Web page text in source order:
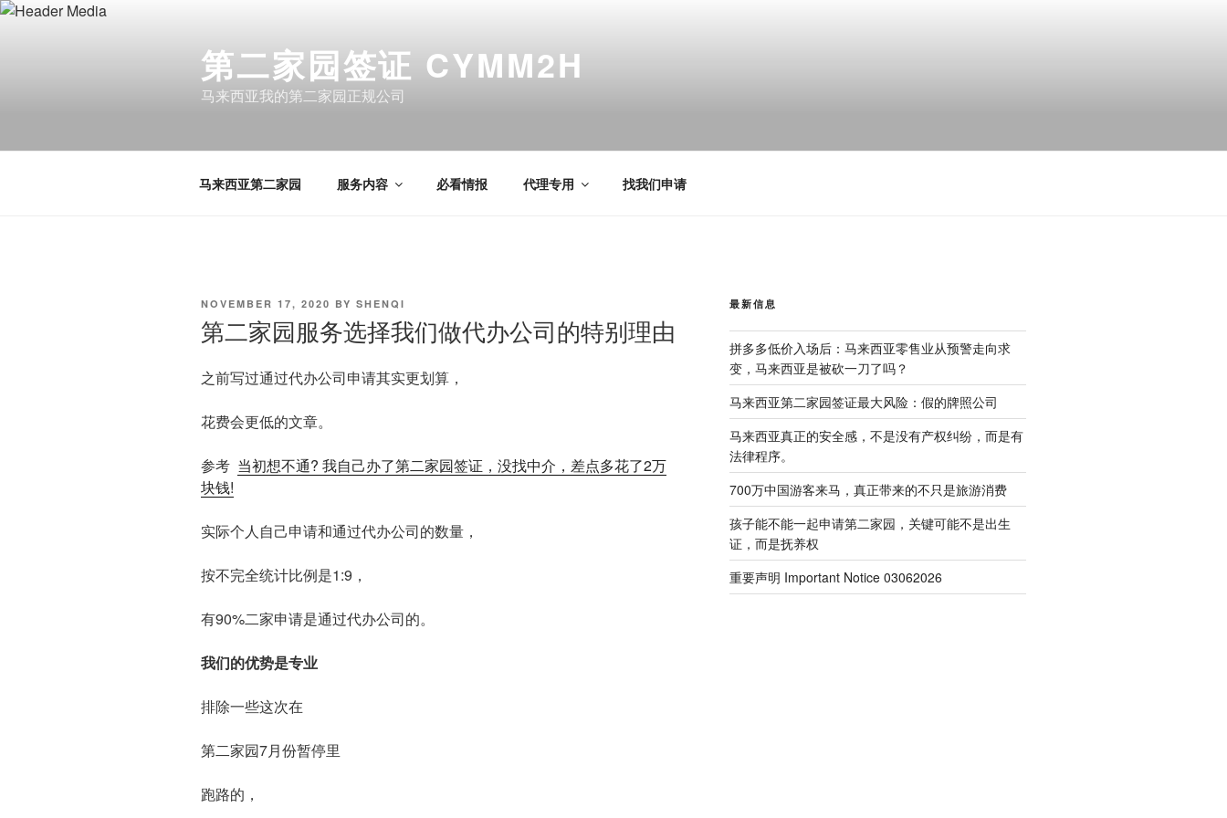
Skip
第二家园签证 CYMM2H
马来西亚我的第二家园正规公司
马来西亚第二家园 服务内容 必看情报 代理专用 找我们申请
POSTED
NOVEMBER 17, 2020 BY SHENQI
第二家园服务选择我们做代办公司的特别理由
​之前写过通过代办公司申请其实更划算，
花费会更低的文章。
参考 当初想不通? 我自己办了第二家园签证，没找中介，差点多花了2万
块钱!
实际个人自己申请和通过代办公司的数量，
按不完全统计比例是1:9，
有90%二家申请是通过代办公司的。
我们的优势是专业
排除一些这次在
第二家园7月份暂停里
跑路的，
最新信息
拼多多低价入场后：马来西亚零售业从预警走向求
变，马来西亚是被砍一刀了吗？
马来西亚第二家园签证最大风险：假的牌照公司
马来西亚真正的安全感，不是没有产权纠纷，而是有
法律程序。
700万中国游客来马，真正带来的不只是旅游消费
孩子能不能一起申请第二家园，关键可能不是出生
证，而是抚养权
重要声明 Important Notice 03062026